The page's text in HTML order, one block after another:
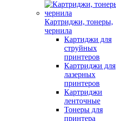
Картриджи, тонеры,
чернила
Картиджи для
струйных
принтеров
Картриджи для
лазерных
принтеров
Картриджи
ленточные
Тонеры для
принтера